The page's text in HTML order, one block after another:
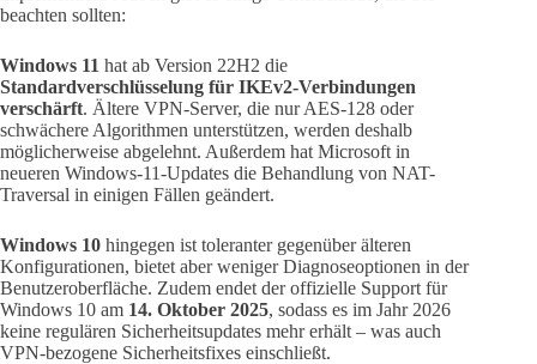
beachten sollten:
Windows 11 hat ab Version 22H2 die
Standardverschlüsselung für IKEv2-Verbindungen
verschärft. Ältere VPN-Server, die nur AES-128 oder
schwächere Algorithmen unterstützen, werden deshalb
möglicherweise abgelehnt. Außerdem hat Microsoft in
neueren Windows-11-Updates die Behandlung von NAT-
Traversal in einigen Fällen geändert.
Windows 10 hingegen ist toleranter gegenüber älteren
Konfigurationen, bietet aber weniger Diagnoseoptionen in der
Benutzeroberfläche. Zudem endet der offizielle Support für
Windows 10 am 14. Oktober 2025, sodass es im Jahr 2026
keine regulären Sicherheitsupdates mehr erhält – was auch
VPN-bezogene Sicherheitsfixes einschließt.